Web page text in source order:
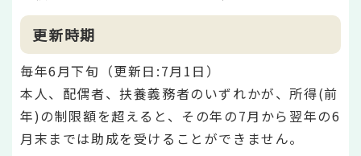
更新時期
毎年6月下旬（更新日:7月1日）
本人、配偶者、扶養義務者のいずれかが、所得(前
年)の制限額を超えると、その年の7月から翌年の6
月末までは助成を受けることができません。